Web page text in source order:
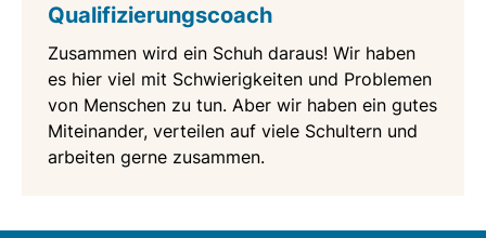
Qualifizierungscoach
Zusammen wird ein Schuh daraus! Wir haben
es hier viel mit Schwierigkeiten und Problemen
von Menschen zu tun. Aber wir haben ein gutes
Miteinander, verteilen auf viele Schultern und
arbeiten gerne zusammen.